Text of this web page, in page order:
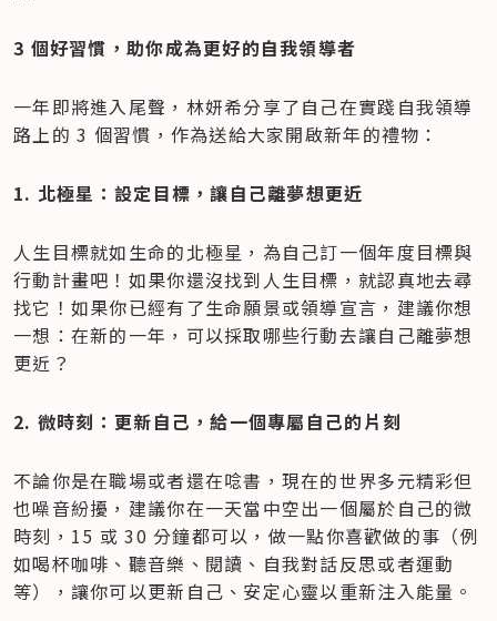
3 個好習慣，助你成為更好的自我領導者
一年即將進入尾聲，林妍希分享了自己在實踐自我領導
路上的 3 個習慣，作為送給大家開啟新年的禮物：
1. 北極星：設定目標，讓自己離夢想更近
人生目標就如生命的北極星，為自己訂一個年度目標與
行動計畫吧！如果你還沒找到人生目標，就認真地去尋
找它！如果你已經有了生命願景或領導宣言，建議你想
一想：在新的一年，可以採取哪些行動去讓自己離夢想
更近？
2. 微時刻：更新自己，給一個專屬自己的片刻
不論你是在職場或者還在唸書，現在的世界多元精彩但
也噪音紛擾，建議你在一天當中空出一個屬於自己的微
時刻，15 或 30 分鐘都可以，做一點你喜歡做的事（例
如喝杯咖啡、聽音樂、閱讀、自我對話反思或者運動
等），讓你可以更新自己、安定心靈以重新注入能量。